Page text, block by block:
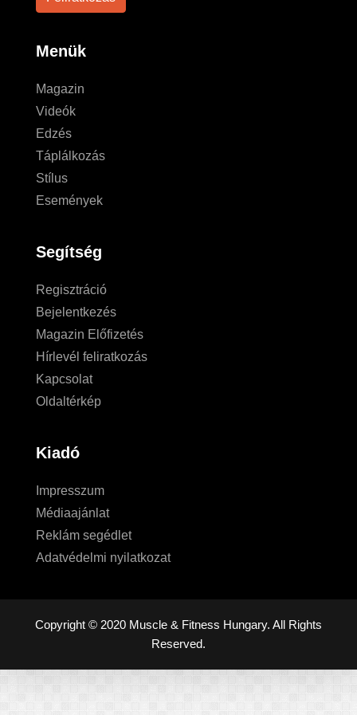
Menük
Magazin
Videók
Edzés
Táplálkozás
Stílus
Események
Segítség
Regisztráció
Bejelentkezés
Magazin Előfizetés
Hírlevél feliratkozás
Kapcsolat
Oldaltérkép
Kiadó
Impresszum
Médiaajánlat
Reklám segédlet
Adatvédelmi nyilatkozat
Copyright © 2020 Muscle & Fitness Hungary. All Rights
Reserved.